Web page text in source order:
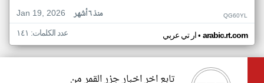
Jan 19, 2026
منذ ٦ أشهر QG60YL
ار تي عربي• arabic.rt.com عدد الكلمات: ١٤١
تابع اخر اخبار جزر القمر من